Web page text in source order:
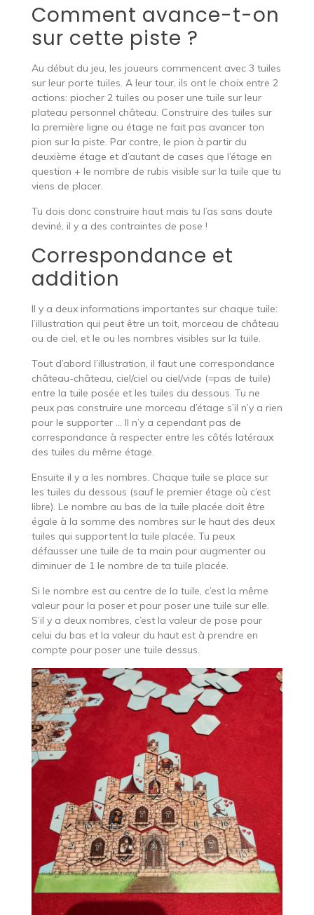
Comment avance-t-on
sur cette piste ?
Au début du jeu, les joueurs commencent avec 3 tuiles
sur leur porte tuiles. A leur tour, ils ont le choix entre 2
actions: piocher 2 tuiles ou poser une tuile sur leur
plateau personnel château. Construire des tuiles sur
la première ligne ou étage ne fait pas avancer ton
pion sur la piste. Par contre, le pion à partir du
deuxième étage et d’autant de cases que l’étage en
question + le nombre de rubis visible sur la tuile que tu
viens de placer.
Tu dois donc construire haut mais tu l’as sans doute
deviné, il y a des contraintes de pose !
Correspondance et
addition
Il y a deux informations importantes sur chaque tuile:
l’illustration qui peut être un toit, morceau de château
ou de ciel, et le ou les nombres visibles sur la tuile.
Tout d’abord l’illustration, il faut une correspondance
château-château, ciel/ciel ou ciel/vide (=pas de tuile)
entre la tuile posée et les tuiles du dessous. Tu ne
peux pas construire une morceau d’étage s’il n’y a rien
pour le supporter … Il n’y a cependant pas de
correspondance à respecter entre les côtés latéraux
des tuiles du même étage.
Ensuite il y a les nombres. Chaque tuile se place sur
les tuiles du dessous (sauf le premier étage où c’est
libre). Le nombre au bas de la tuile placée doit être
égale à la somme des nombres sur le haut des deux
tuiles qui supportent la tuile placée. Tu peux
défausser une tuile de ta main pour augmenter ou
diminuer de 1 le nombre de ta tuile placée.
Si le nombre est au centre de la tuile, c’est la même
valeur pour la poser et pour poser une tuile sur elle.
S’il y a deux nombres, c’est la valeur de pose pour
celui du bas et la valeur du haut est à prendre en
compte pour poser une tuile dessus.